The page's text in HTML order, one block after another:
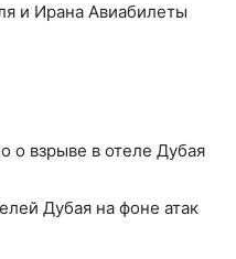
и Ирана Авиабилеты
о взрыве в отеле Дубая
Дубая на фоне атак